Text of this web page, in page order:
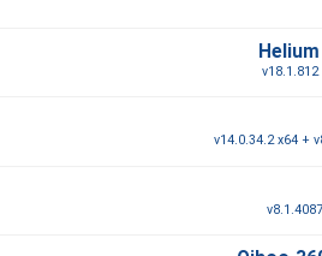
v14.0.34.2 x64 +